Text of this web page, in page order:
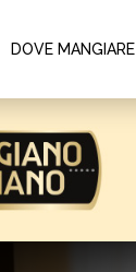
DOVE MANGIARE